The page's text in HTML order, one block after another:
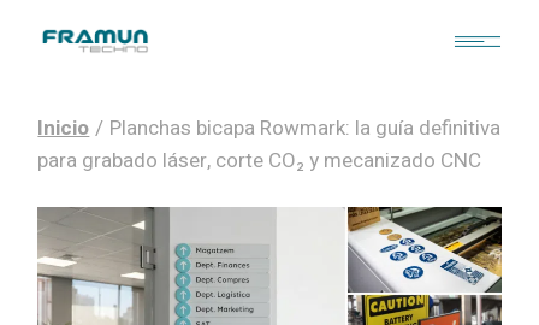
Inicio
Planchas bicapa Rowmark: la guía definitiva
para grabado láser, corte CO₂ y mecanizado CNC